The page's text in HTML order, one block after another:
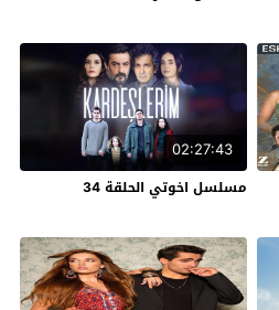
02:27:43
مسلسل اخوتي الحلقة 34